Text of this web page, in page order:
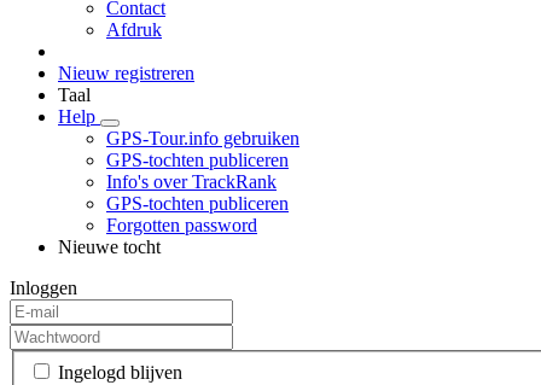
Contact
Afdruk
Nieuw registreren
Taal
Help
GPS-Tour.info gebruiken
GPS-tochten publiceren
Info's over TrackRank
GPS-tochten publiceren
Forgotten password
Nieuwe tocht
Inloggen
Ingelogd blijven